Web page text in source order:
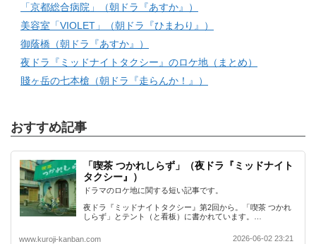
「京都総合病院」（朝ドラ『あすか』）
美容室「VIOLET」（朝ドラ『ひまわり』）
御蔭橋（朝ドラ『あすか』）
夜ドラ『ミッドナイトタクシー』のロケ地（まとめ）
賤ヶ岳の七本槍（朝ドラ『走らんか！』）
おすすめ記事
「喫茶 つかれしらず」（夜ドラ『ミッドナイト
タクシー』）
ドラマのロケ地に関する短い記事です。
夜ドラ『ミッドナイトタクシー』第2回から。「喫茶 つかれ
しらず」とテント（と看板）に書かれています。…
www.kuroji-kanban.com 2026-06-02 23:21